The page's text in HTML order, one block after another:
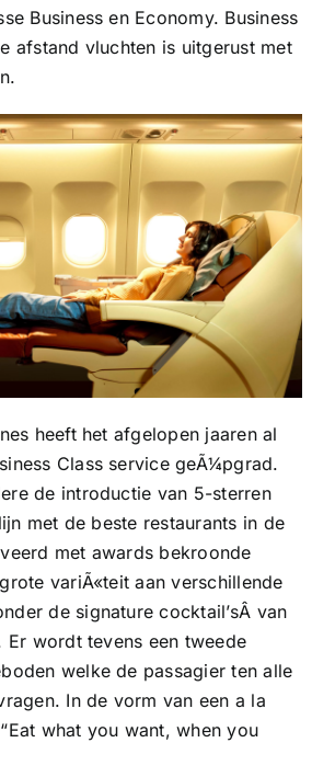
Business en Economy. Business
afstand vluchten is uitgerust met
heeft het afgelopen jaaren al
Class service geÃ¼pgrad.
de introductie van 5-sterren
met de beste restaurants in de
met awards bekroonde
variÃ«teit aan verschillende
de signature cocktail’sÂ van
Er wordt tevens een tweede
welke de passagier ten alle
In de vorm van een a la
what you want, when you